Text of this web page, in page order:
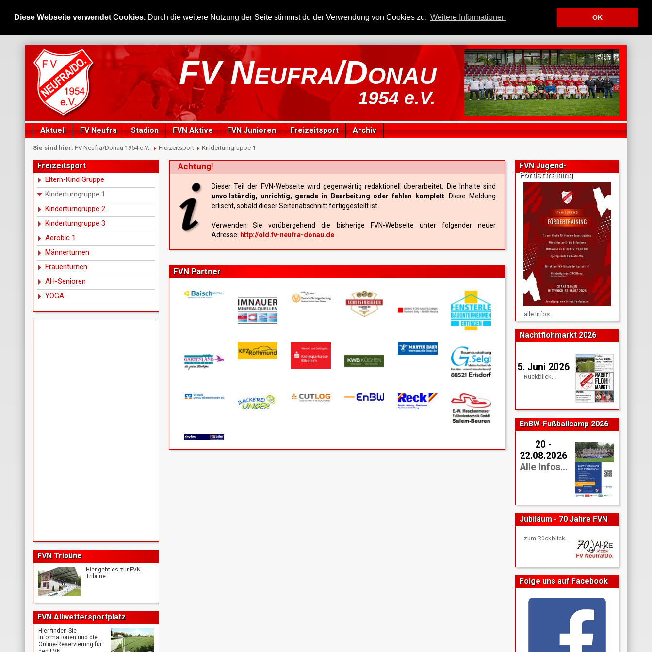
Diese Webseite verwendet Cookies.Durch die weitere Nutzung der Seite stimmst du der Verwendung von Cookies zu. Weitere Informationen OK
FV Neufra/Donau
1954 e.V.
Aktuell FV Neufra Stadion FVN Aktive FVN Junioren Freizeitsport Archiv
Sie sind hier: FV Neufra/Donau 1954 e.V.: Freizeitsport Kinderturngruppe 1
Freizeitsport
Eltern-Kind Gruppe
Kinderturngruppe 1
Kinderturngruppe 2
Kinderturngruppe 3
Aerobic 1
Männerturnen
Frauenturnen
AH-Senioren
YOGA
FVN Tribüne
Hier geht es zur FVN
Tribüne.
FVN Allwettersportplatz
Hier finden Sie
Informationen und die
Online-Reservierung für
Achtung!
Dieser Teil der FVN-Webseite wird gegenwärtig redaktionell überarbeitet. Die Inhalte sind
unvollständig, unrichtig, gerade in Bearbeitung oder fehlen komplett. Diese Meldung
erlischt, sobald dieser Seitenabschnitt fertiggestellt ist.
Verwenden Sie vorübergehend die bisherige FVN-Webseite unter folgender neuer
Adresse: http://old.fv-neufra-donau.de
FVN Partner
FVN Jugend-
Fördertraining
alle Infos...
Nachtflohmarkt 2026
5. Juni 2026
Rückblick...
EnBW-Fußballcamp 2026
20 -
22.08.2026
Alle Infos...
Jubiläum - 70 Jahre FVN
zum Rückblick...
Folge uns auf Facebook